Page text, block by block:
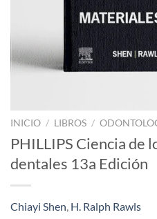
INICIO / LIBROS /
PHILLIPS Ciencia de
dentales 13a Edición
Chiayi Shen, H. Ralph Rawls